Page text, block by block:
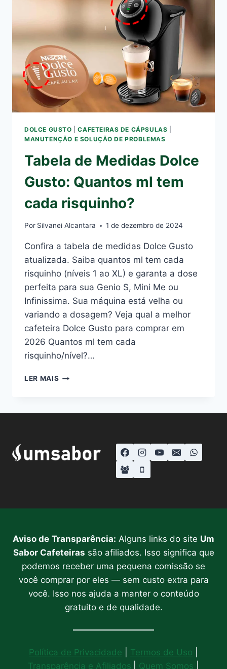
CAFETEIRAS)
DOLCE GUSTO |CAFETEIRAS DE CÁPSULAS
MANUTENÇÃO E SOLUÇÃO DE PROBLEMAS
Tabela de Medidas Dolce
Gusto: Quantos ml tem
cada risquinho?
Por Silvanei Alcantara 1 de dezembro de 2024
Confira a tabela de medidas Dolce Gusto
atualizada. Saiba quantos ml tem cada
risquinho (níveis 1 ao XL) e garanta a dose
perfeita para sua Genio S, Mini Me ou
Infinissima. Sua máquina está velha ou
variando a dosagem? Veja qual a melhor
cafeteira Dolce Gusto para comprar em
2026 Quantos ml tem cada
risquinho/nível?…
LER MAIS TABELA
TEM
CADA
Aviso de Transparência: Alguns links do site Um
Sabor Cafeteiras são afiliados. Isso significa que
podemos receber uma pequena comissão se
você comprar por eles — sem custo extra para
você. Isso nos ajuda a manter o conteúdo
gratuito e de qualidade.
Política de Privacidade Termos de Uso
Transparência e Afiliados
Quem Somos